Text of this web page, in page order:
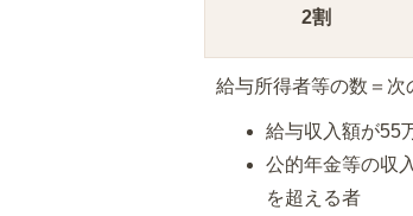
2割
給与所得者等の数＝次
給与収入額が55
公的年金等の収
を超える者